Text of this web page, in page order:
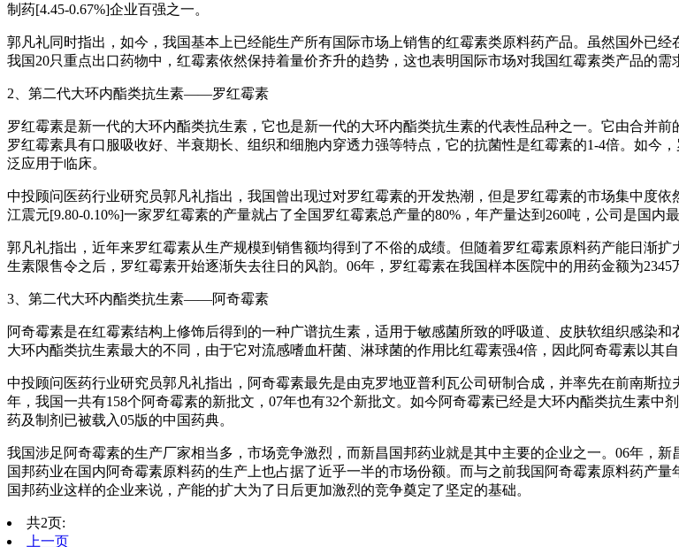
制药[4.45-0.67%]企业百强之一。
郭凡礼同时指出，如今，我国基本上已经能生产所有国际市场上销售的红霉素类原料药产品。虽然国外已
我国20只重点出口药物中，红霉素依然保持着量价齐升的趋势，这也表明国际市场对我国红霉素类产品的需
2、第二代大环内酯类抗生素——罗红霉素
罗红霉素是新一代的大环内酯类抗生素，它也是新一代的大环内酯类抗生素的代表性品种之一。它由合并
罗红霉素具有口服吸收好、半衰期长、组织和细胞内穿透力强等特点，它的抗菌性是红霉素的1-4倍。如今
泛应用于临床。
中投顾问医药行业研究员郭凡礼指出，我国曾出现过对罗红霉素的开发热潮，但是罗红霉素的市场集中度
江震元[9.80-0.10%]一家罗红霉素的产量就占了全国罗红霉素总产量的80%，年产量达到260吨，公司是国内
郭凡礼指出，近年来罗红霉素从生产规模到销售额均得到了不俗的成绩。但随着罗红霉素原料药产能日渐
生素限售令之后，罗红霉素开始逐渐失去往日的风韵。06年，罗红霉素在我国样本医院中的用药金额为2345
3、第二代大环内酯类抗生素——阿奇霉素
阿奇霉素是在红霉素结构上修饰后得到的一种广谱抗生素，适用于敏感菌所致的呼吸道、皮肤软组织感染
大环内酯类抗生素最大的不同，由于它对流感嗜血杆菌、淋球菌的作用比红霉素强4倍，因此阿奇霉素以其
中投顾问医药行业研究员郭凡礼指出，阿奇霉素最先是由克罗地亚普利瓦公司研制合成，并率先在前南斯
年，我国一共有158个阿奇霉素的新批文，07年也有32个新批文。如今阿奇霉素已经是大环内酯类抗生素
药及制剂已被载入05版的中国药典。
我国涉足阿奇霉素的生产厂家相当多，市场竞争激烈，而新昌国邦药业就是其中主要的企业之一。06年，
国邦药业在国内阿奇霉素原料药的生产上也占据了近乎一半的市场份额。而与之前我国阿奇霉素原料药产
国邦药业这样的企业来说，产能的扩大为了日后更加激烈的竞争奠定了坚定的基础。
共2页:
上一页